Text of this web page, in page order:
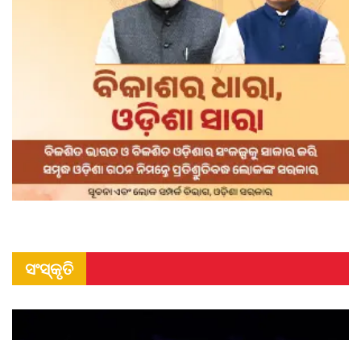
ସଂସ୍କୃତି